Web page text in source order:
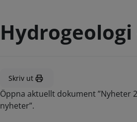
Skriv ut
Öppna aktuellt dokument ”Nyheter
nyheter”.